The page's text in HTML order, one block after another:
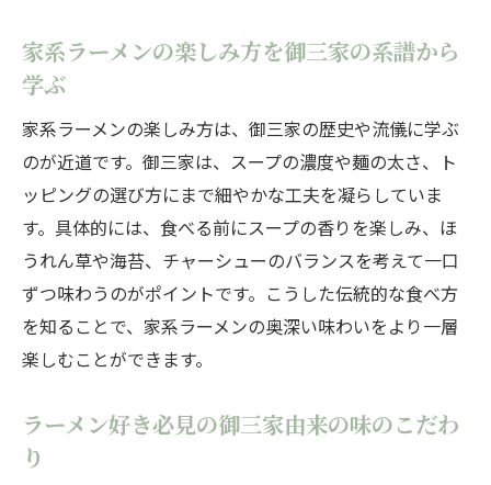
家系ラーメンの楽しみ方を御三家の系譜から
学ぶ
家系ラーメンの楽しみ方は、御三家の歴史や流儀に学ぶ
のが近道です。御三家は、スープの濃度や麺の太さ、ト
ッピングの選び方にまで細やかな工夫を凝らしていま
す。具体的には、食べる前にスープの香りを楽しみ、ほ
うれん草や海苔、チャーシューのバランスを考えて一口
ずつ味わうのがポイントです。こうした伝統的な食べ方
を知ることで、家系ラーメンの奥深い味わいをより一層
楽しむことができます。
ラーメン好き必見の御三家由来の味のこだわ
り